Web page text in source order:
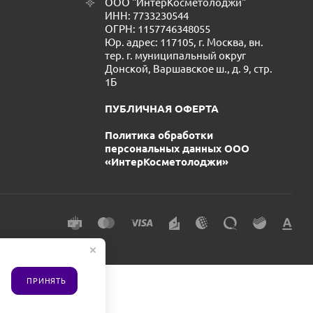
ООО "ИнтерКосметолоджи"
ИНН: 7733230544
ОГРН: 1157746348055
Юр. адрес: 117105, г. Москва, вн.
тер. г. муниципальный округ
Донской, Варшавское ш., д. 9, стр.
1Б
ПУБЛИЧНАЯ ОФЕРТА
Политика обработки
персональных данных ООО
«ИнтерКосметолоджи»
ПРИНЯТЬ